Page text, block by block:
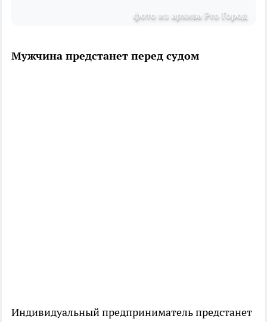
фото из архива Pro Город
Мужчина предстанет перед судом
Индивидуальный предприниматель предстанет